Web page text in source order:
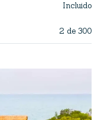
Incluido
2 de 300